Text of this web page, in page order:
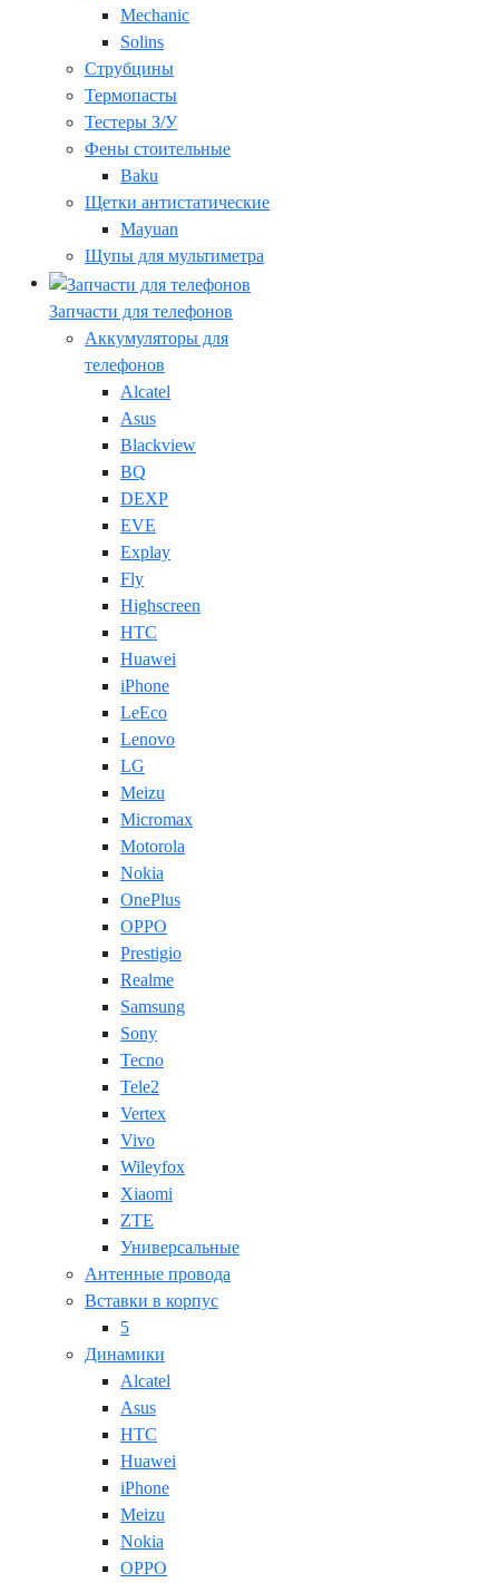
Mechanic
Solins
Струбцины
Термопасты
Тестеры З/У
Фены стоительные
Baku
Щетки антистатические
Mayuan
Щупы для мультиметра
Запчасти для телефонов
Аккумуляторы для
телефонов
Alcatel
Asus
Blackview
BQ
DEXP
EVE
Explay
Fly
Highscreen
HTC
Huawei
iPhone
LeEco
Lenovo
LG
Meizu
Micromax
Motorola
Nokia
OnePlus
OPPO
Prestigio
Realme
Samsung
Sony
Tecno
Tele2
Vertex
Vivo
Wileyfox
Xiaomi
ZTE
Универсальные
Антенные провода
Вставки в корпус
5
Динамики
Alcatel
Asus
HTC
Huawei
iPhone
Meizu
Nokia
OPPO